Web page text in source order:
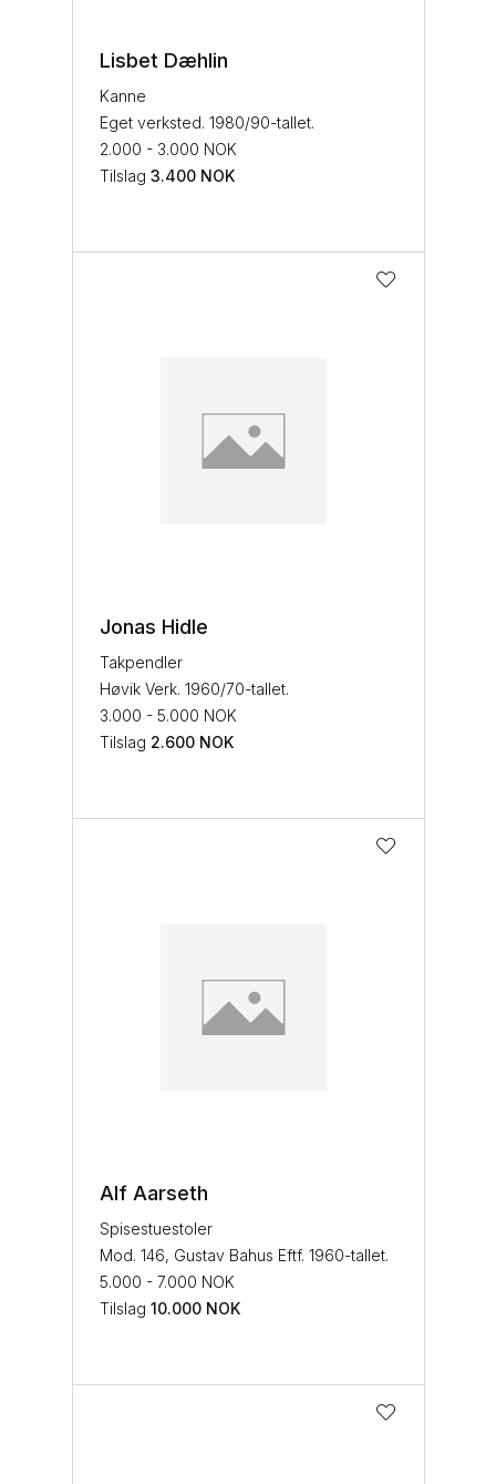
Lisbet Dæhlin
Kanne
Eget verksted. 1980/90-tallet.
2.000 - 3.000 NOK
Tilslag 3.400 NOK
Jonas Hidle
Takpendler
Høvik Verk. 1960/70-tallet.
3.000 - 5.000 NOK
Tilslag 2.600 NOK
Alf Aarseth
Spisestuestoler
Mod. 146, Gustav Bahus Eftf. 1960-tallet.
5.000 - 7.000 NOK
Tilslag 10.000 NOK